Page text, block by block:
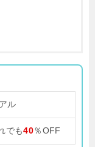
ル
でも40％OFF